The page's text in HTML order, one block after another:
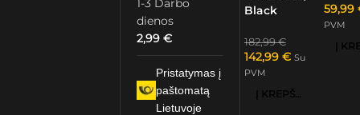
1-3 Darbo
dienos
2,99€
Pristatymas į
paštomatą
Lietuvoje
Black
182,99€
142,99 € Su
PVM
Į KREPŠELĮ
59,99
PVM